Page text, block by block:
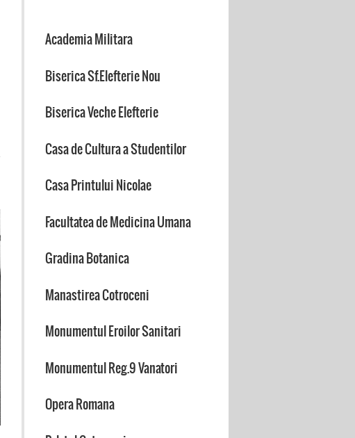
Academia Militara
Biserica Sf.Elefterie Nou
Biserica Veche Elefterie
Casa de Cultura a Studentilor
Casa Printului Nicolae
Facultatea de Medicina Umana
Gradina Botanica
Manastirea Cotroceni
Monumentul Eroilor Sanitari
Monumentul Reg.9 Vanatori
Opera Romana